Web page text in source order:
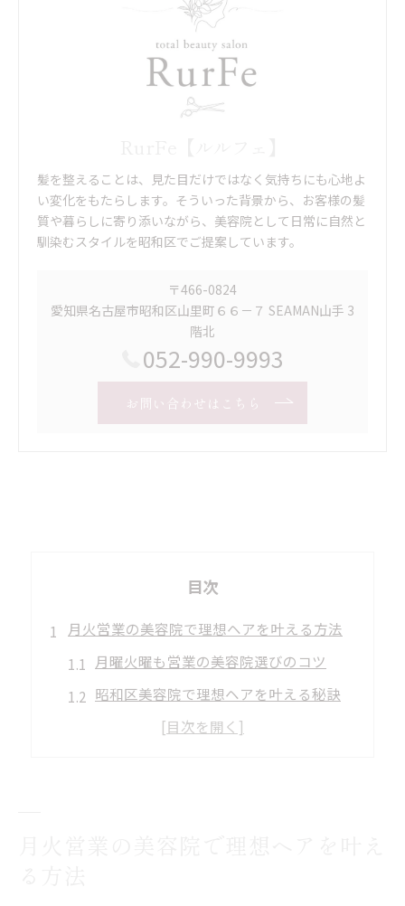
髪を整えることは、見た目だけではなく気持ちにも心地よ
い変化をもたらします。そういった背景から、お客様の髪
質や暮らしに寄り添いながら、美容院として日常に自然と
馴染むスタイルを昭和区でご提案しています。
〒466-0824
愛知県名古屋市昭和区山里町６６－７ SEAMAN山手 3
階北
052-990-9993
お問い合わせはこちら
目次
月火営業の美容院で理想ヘアを叶える方法
月曜火曜も営業の美容院選びのコツ
昭和区美容院で理想ヘアを叶える秘訣
美容院で平日予約を叶えるポイント